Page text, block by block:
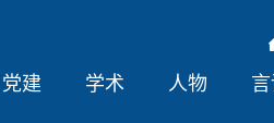
党建 学术 人物